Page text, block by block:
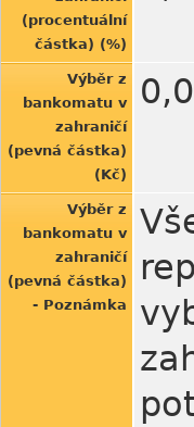
(procentuální
částka) (%)
Výběr z
bankomatu v
zahraničí
(pevná částka)
(Kč)
Výběr z
bankomatu v
zahraničí
(pevná částka)
- Poznámka